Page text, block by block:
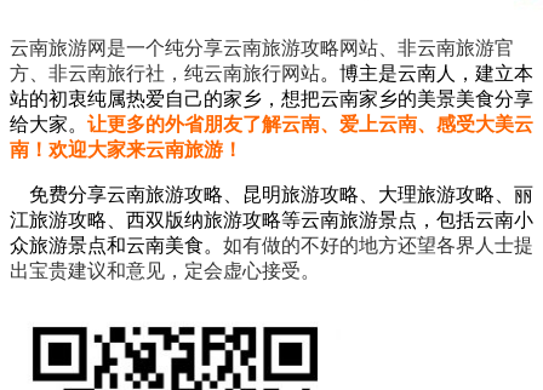
云南旅游网是一个纯分享云南旅游攻略网站、非云南旅游官
方、非云南旅行社，纯云南旅行网站。 博主是云南人，建立本
站的初衷纯属热爱自己的家乡，想把云南家乡的美景美食分享
给大家。 让更多的外省朋友了解云南、爱上云南、感受大美云
南！欢迎大家来云南旅游！
免费分享云南旅游攻略、昆明旅游攻略、大理旅游攻略、丽
江旅游攻略、西双版纳旅游攻略等云南旅游景点，包括云南小
众旅游景点和云南美食。 如有做的不好的地方还望各界人士提
出宝贵建议和意见，定会虚心接受。